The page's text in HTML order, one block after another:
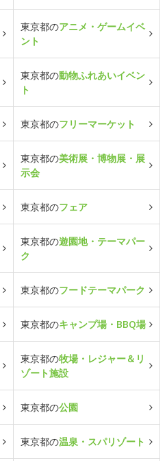
東京都のアニメ・ゲームイベ
ント
東京都の動物ふれあいイベン
ト
東京都のフリーマーケット
東京都の美術展・博物展・展
示会
東京都のフェア
東京都の遊園地・テーマパー
ク
東京都のフードテーマパーク
東京都のキャンプ場・BBQ場
東京都の牧場・レジャー＆リ
ゾート施設
東京都の公園
東京都の温泉・スパリゾート